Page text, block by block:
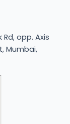
Rd, opp. Axis
Mumbai,